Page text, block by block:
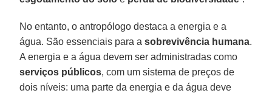
No entanto, o antropólogo destaca a energia e a
água. São essenciais para asobrevivência humana.
A energia e a água devem ser administradas como
serviços públicos, com um sistema de preços de
dois níveis: uma parte da energia e da água deve